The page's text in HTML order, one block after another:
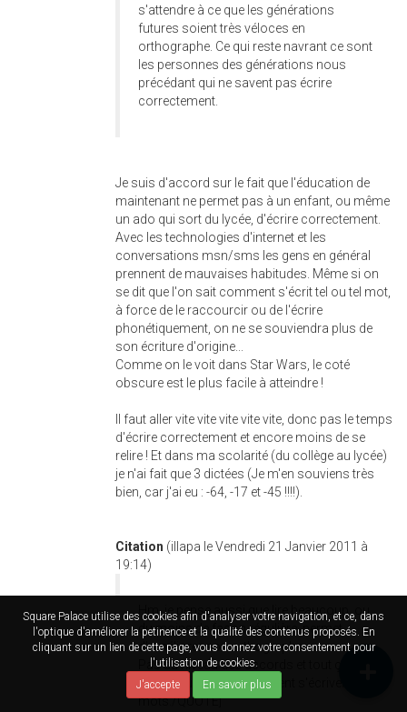
Square Palace utilise des cookies afin d'analyser votre navigation, et ce, dans
l'optique d'améliorer la petinence et la qualité des contenus proposés. En
cliquant sur un lien de cette page, vous donnez votre consentement pour
l'utilisation de cookies.
J'accepte
En savoir plus
s'attendre à ce que les générations
futures soient très véloces en
orthographe. Ce qui reste navrant ce sont
les personnes des générations nous
précédant qui ne savent pas écrire
correctement.
Je suis d'accord sur le fait que l'éducation de
maintenant ne permet pas à un enfant, ou même
un ado qui sort du lycée, d'écrire correctement.
Avec les technologies d'internet et les
conversations msn/sms les gens en général
prennent de mauvaises habitudes. Même si on
se dit que l'on sait comment s'écrit tel ou tel mot,
à force de le raccourcir ou de l'écrire
phonétiquement, on ne se souviendra plus de
son écriture d'origine...
Comme on le voit dans Star Wars, le coté
obscure est le plus facile à atteindre !
Il faut aller vite vite vite vite vite, donc pas le temps
d'écrire correctement et encore moins de se
relire ! Et dans ma scolarité (du collège au lycée)
je n'ai fait que 3 dictées (Je m'en souviens très
bien, car j'ai eu : -64, -17 et -45 !!!!).
Citation (illapa le Vendredi 21 Janvier 2011 à
19:14)
Hm, je pense aussi que lire beaucoup, ou
du moins de façon régulière, permet
d'améliorer son orthographe.
Pas au niveau des accords et tout ça,
mais pour savoir comment s'écrivent les
mots./QUOTE]